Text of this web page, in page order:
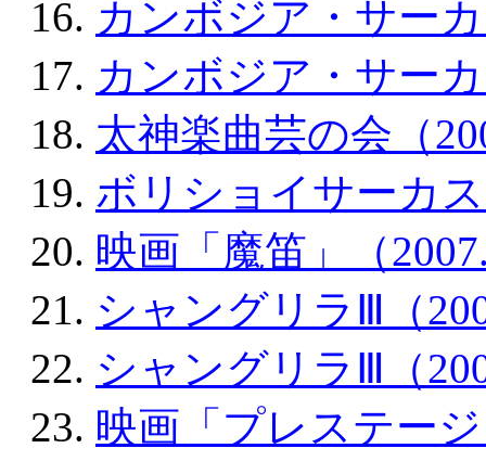
カンボジア・サー
カンボジア・サー
太神楽曲芸の会（
ボリショイサーカ
映画「魔笛」（
シャングリラⅢ（
シャングリラⅢ（
映画「プレステー